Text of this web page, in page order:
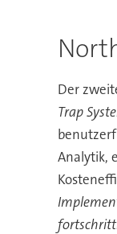
Der
Trap
Analytik,